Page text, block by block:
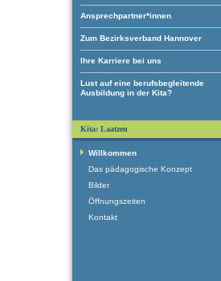
Ansprechpartner*innen
Zum Bezirksverband Hannover
Ihre Karriere bei uns
Lust auf eine berufsbegleitende
Ausbildung in der Kita?
Kita: Laatzen
Willkommen
Das pädagogische Konzept
Bilder
Öffnungszeiten
Kontakt